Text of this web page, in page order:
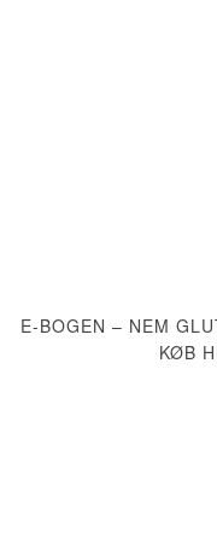
E-BOGEN – NEM
KØB